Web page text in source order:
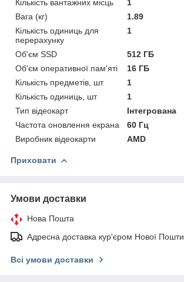
Кількість вантажних місць
1
Вага (кг)
1.89
Кількість одиниць для
перерахунку
1
Об'єм SSD
512 ГБ
Об'єм оперативної пам'яті
16 ГБ
Кількість предметів, шт
1
Кількість одиниць, шт
1
Тип відеокарт
Інтегрована
Частота оновлення екрана
60 Гц
Виробник відеокарти
AMD
Приховати
Умови доставки
Нова Пошта
Адресна доставка кур'єром Нової Пошти
Всі умови доставки